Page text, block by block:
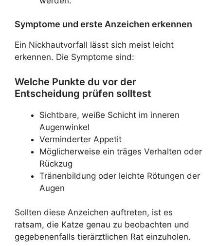
Symptome und erste Anzeichen erkennen
Ein Nickhautvorfall lässt sich meist leicht
erkennen. Die Symptome sind:
Welche Punkte du vor der
Entscheidung prüfen solltest
Sichtbare, weiße Schicht im inneren
Augenwinkel
Verminderter Appetit
Möglicherweise ein träges Verhalten oder
Rückzug
Tränenbildung oder leichte Rötungen der
Augen
Sollten diese Anzeichen auftreten, ist es
ratsam, die Katze genau zu beobachten und
gegebenenfalls tierärztlichen Rat einzuholen.